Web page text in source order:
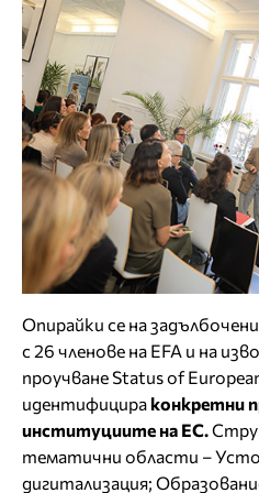
Опирайки се на
с 26 членове на EFA и на
проучване Status of
идентифицира конкретни
институциите на ЕС.
тематични области –
дигитализация;